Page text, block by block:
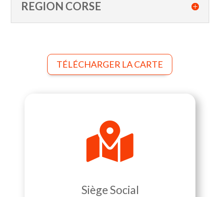
REGION CORSE
TÉLÉCHARGER LA CARTE

Siège Social